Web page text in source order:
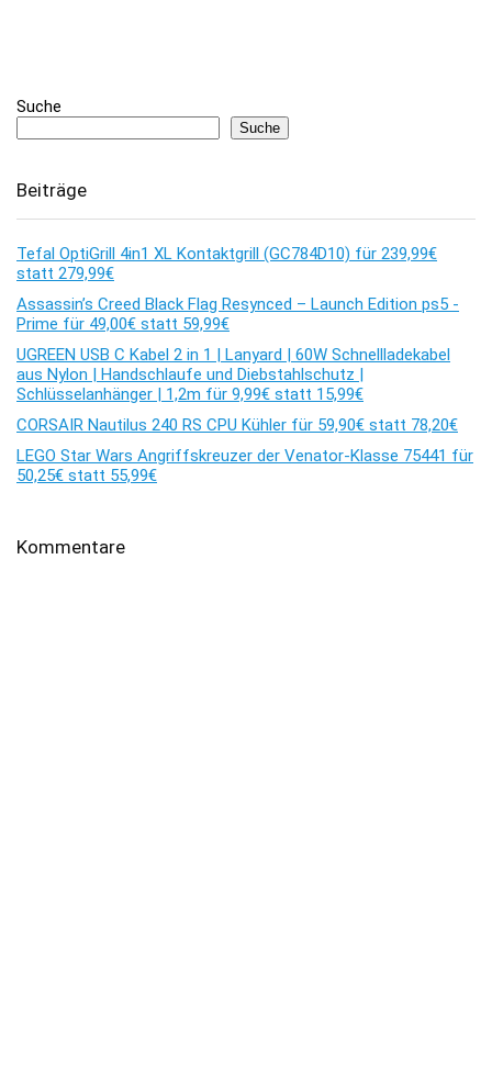
Suche
Suche
Beiträge
Tefal OptiGrill 4in1 XL Kontaktgrill (GC784D10) für 239,99€
statt 279,99€
Assassin’s Creed Black Flag Resynced – Launch Edition ps5 -
Prime für 49,00€ statt 59,99€
UGREEN USB C Kabel 2 in 1 | Lanyard | 60W Schnellladekabel
aus Nylon | Handschlaufe und Diebstahlschutz |
Schlüsselanhänger | 1,2m für 9,99€ statt 15,99€
CORSAIR Nautilus 240 RS CPU Kühler für 59,90€ statt 78,20€
LEGO Star Wars Angriffskreuzer der Venator-Klasse 75441 für
50,25€ statt 55,99€
Kommentare